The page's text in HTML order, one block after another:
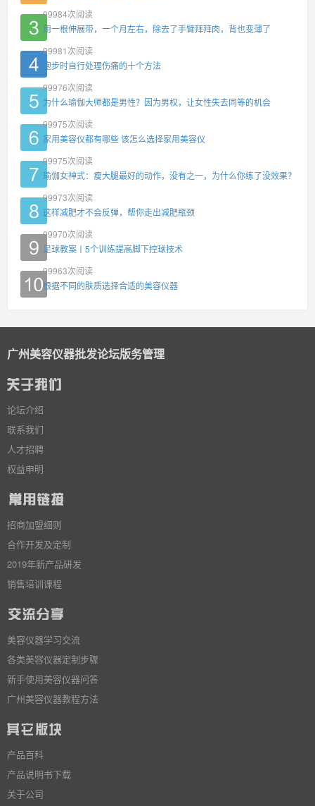
99984次阅读
用一根伸展带，一个月左右，除去了手臂拜拜肉，背也变薄了
99981 次阅读
跑步时自行处理伤痛的十个方法
99976次阅读
为什么瑜伽大师都是男性？因为男权，让女性失去同等的机会
99975次阅读
家用美容仪都有哪些 该怎么选择家用美容仪
99975次阅读
瑜伽女神式：瘦大腿最好的动作，没有之一，为什么你练了没效果？
99973次阅读
这样减肥才不会反弹，帮你走出减肥瓶颈
99970次阅读
足球教案丨5个训练提高脚下控球技术
99963次阅读
根据不同的肤质选择合适的美容仪器
广州美容仪器批发论坛版务管理
论坛介绍
联系我们
人才招聘
权益申明
招商加盟细则
合作开发及定制
2019年新产品研发
销售培训课程
美容仪器学习交流
各类美容仪器定制步骤
新手使用美容仪器问答
广州美容仪器教程方法
产品百科
产品说明书下载
关于公司